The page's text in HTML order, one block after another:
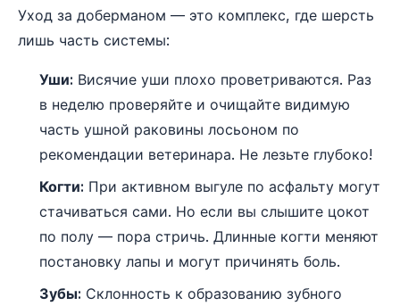
Уход за доберманом — это комплекс, где шерсть
лишь часть системы:
Уши: Висячие уши плохо проветриваются. Раз
в неделю проверяйте и очищайте видимую
часть ушной раковины лосьоном по
рекомендации ветеринара. Не лезьте глубоко!
Когти: При активном выгуле по асфальту могут
стачиваться сами. Но если вы слышите цокот
по полу — пора стричь. Длинные когти меняют
постановку лапы и могут причинять боль.
Зубы: Склонность к образованию зубного